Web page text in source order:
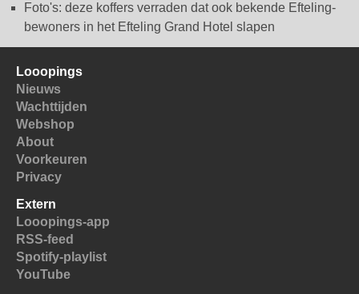
Foto's: deze koffers verraden dat ook bekende Efteling-
bewoners in het Efteling Grand Hotel slapen
Looopings
Nieuws
Wachttijden
Webshop
About
Voorkeuren
Privacy
Extern
Looopings-app
RSS-feed
Spotify-playlist
YouTube